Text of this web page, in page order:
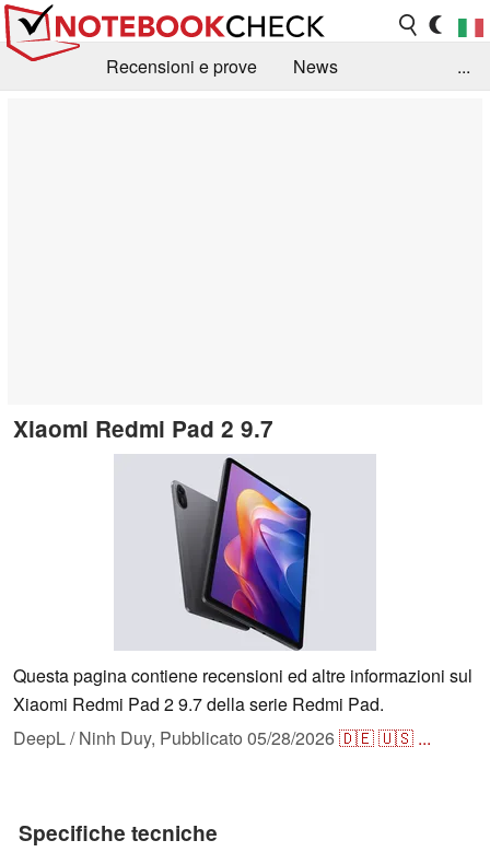
Recensioni e prove
News
...
Xiaomi Redmi Pad 2 9.7
Questa pagina contiene recensioni ed altre informazioni sul
Xiaomi Redmi Pad 2 9.7 della serie Redmi Pad.
DeepL / Ninh Duy, Pubblicato 05/28/2026🇩🇪🇺🇸 ...
Specifiche tecniche